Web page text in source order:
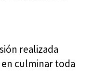
realizada
culminar toda